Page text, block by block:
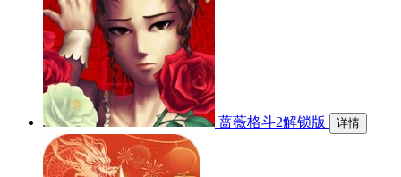
蔷薇格斗2解锁版 详情